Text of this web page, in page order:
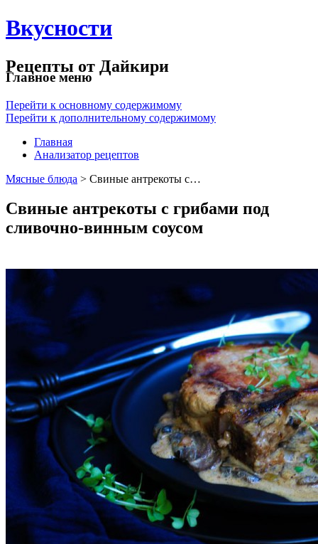
Вкусности
Рецепты от Дайкири
Главное меню
Перейти к основному содержимому
Перейти к дополнительному содержимому
Главная
Анализатор рецептов
Мясные блюда > Свиные антрекоты с…
Свиные антрекоты с грибами под
сливочно-винным соусом